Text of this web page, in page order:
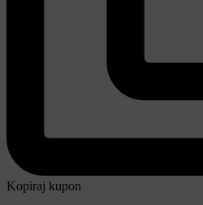
Kopiraj kupon